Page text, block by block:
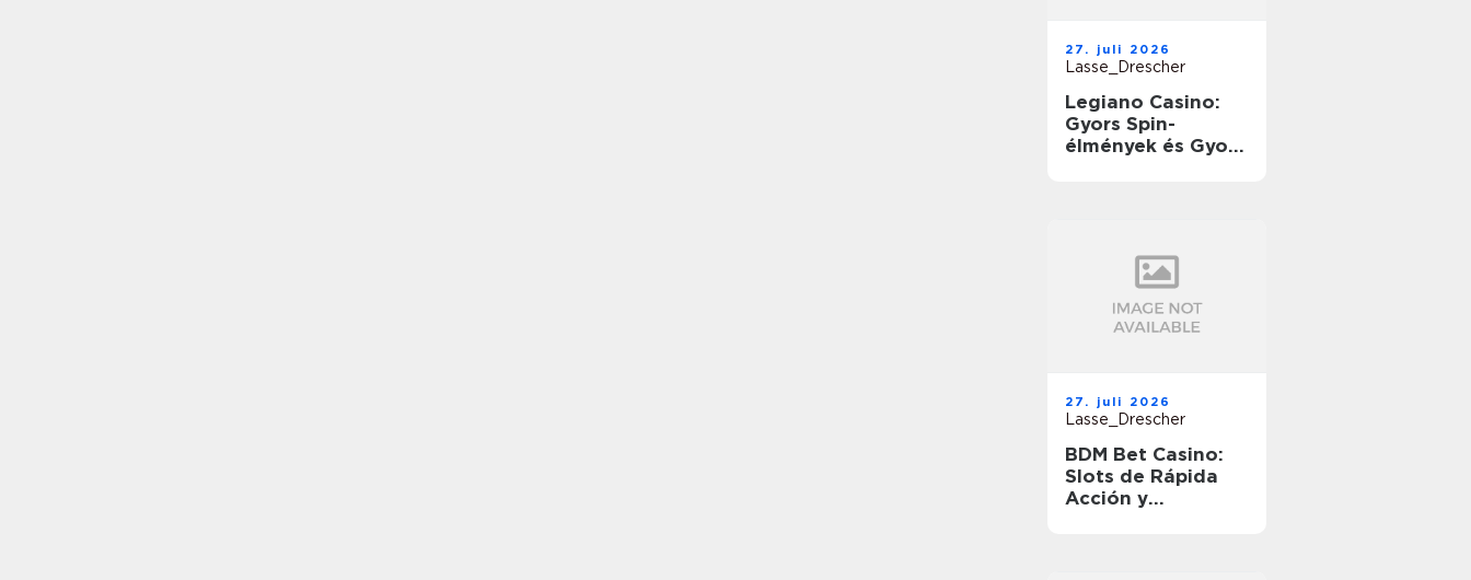
27. juli 2026
Lasse_Drescher
Legiano Casino:
Gyors Spin-
élmények és Gyors
27. juli 2026
Lasse_Drescher
BDM Bet Casino:
Slots de Rápida
Acción y